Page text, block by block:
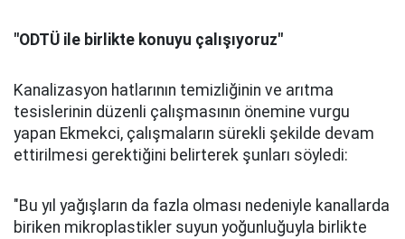
"ODTÜ ile birlikte konuyu çalışıyoruz"
Kanalizasyon hatlarının temizliğinin ve arıtma
tesislerinin düzenli çalışmasının önemine vurgu
yapan Ekmekci, çalışmaların sürekli şekilde devam
ettirilmesi gerektiğini belirterek şunları söyledi:
"Bu yıl yağışların da fazla olması nedeniyle kanallarda
biriken mikroplastikler suyun yoğunluğuyla birlikte